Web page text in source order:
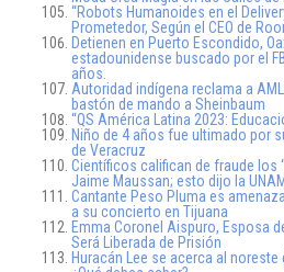
“Robots Humanoides en el
Prometedor, Según el CEO de
Detienen en Puerto Escondido,
estadounidense buscado por el
años.
Autoridad indígena reclama a
bastón de mando a Sheinbaum
“QS América Latina 2023:
Niño de 4 años fue ultimado por
de Veracruz
Científicos califican de fraude los
Jaime Maussan; esto dijo la UNAM
Cantante Peso Pluma es
a su concierto en Tijuana
Emma Coronel Aispuro, Esposa
Será Liberada de Prisión
Huracán Lee se acerca al noreste